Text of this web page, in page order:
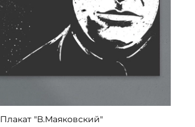
Плакат "В.Маяковский"